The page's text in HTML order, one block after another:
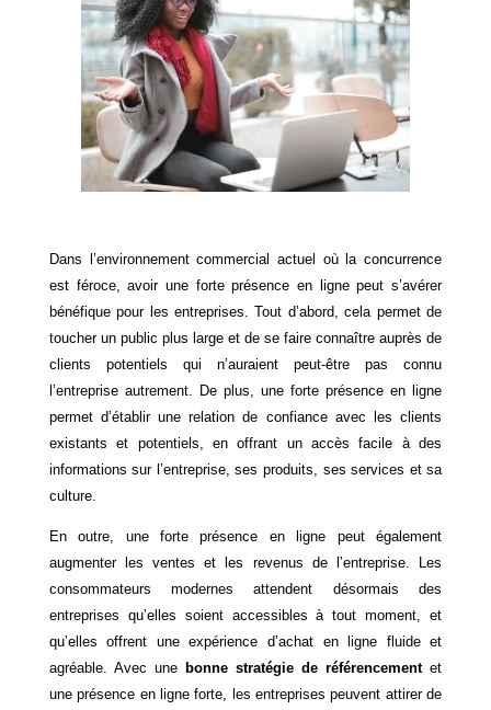
Dans l’environnement commercial actuel où la concurrence
est féroce, avoir une forte présence en ligne peut s’avérer
bénéfique pour les entreprises. Tout d’abord, cela permet de
toucher un public plus large et de se faire connaître auprès de
clients potentiels qui n’auraient peut-être pas connu
l’entreprise autrement. De plus, une forte présence en ligne
permet d’établir une relation de confiance avec les clients
existants et potentiels, en offrant un accès facile à des
informations sur l’entreprise, ses produits, ses services et sa
culture.
En outre, une forte présence en ligne peut également
augmenter les ventes et les revenus de l’entreprise. Les
consommateurs modernes attendent désormais des
entreprises qu’elles soient accessibles à tout moment, et
qu’elles offrent une expérience d’achat en ligne fluide et
agréable. Avec une bonne stratégie de référencementet
une présence en ligne forte, les entreprises peuvent attirer de